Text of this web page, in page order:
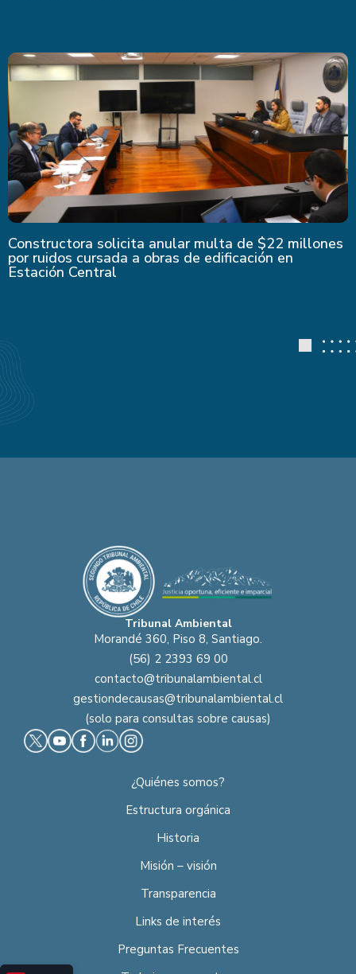
Constructora solicita anular multa de $22 millones
por ruidos cursada a obras de edificación en
Estación Central
Tribunal Ambiental
Morandé 360, Piso 8, Santiago.
(56) 2 2393 69 00
contacto@tribunalambiental.cl
gestiondecausas@tribunalambiental.cl
(solo para consultas sobre causas)
¿Quiénes somos?
Estructura orgánica
Historia
Misión – visión
Transparencia
Links de interés
Preguntas Frecuentes